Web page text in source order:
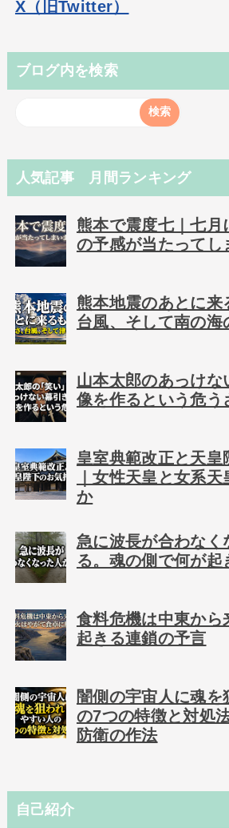
X（旧Twitter）
ブログ内を検索
人気記事 月間ランキング
熊本で震度七｜七月
の予感が当たってし
熊本地震のあとに来
台風、そして南の海
山本太郎のあっけ
像を作るという危う
皇室典範改正と天皇
｜女性天皇と女系
か
急に波長が合わなく
る。魂の側で何が起
食料危機は中東か
起きる連鎖の予言
闇側の宇宙人に魂を
の7つの特徴と対処
防衛の作法
自己紹介